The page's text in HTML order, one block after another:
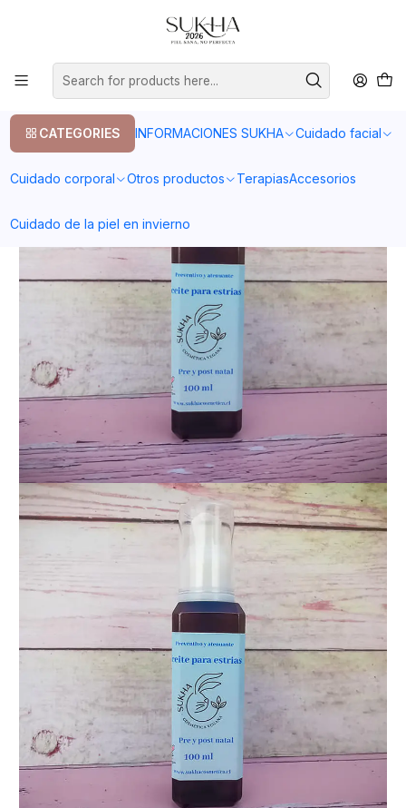
CATEGORIES INFORMACIONES SUKHA Cuidado facial
Cuidado corporal Otros productos TerapiasAccesorios
Cuidado de la piel en invierno
20% en tu primera compra con el codigo COMPRA1
Aceite para estrías. Pre-post natal.